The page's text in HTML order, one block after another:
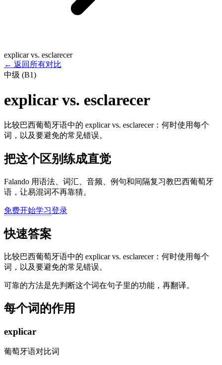
explicar vs. esclarecer
← 返回所有对比
中级 (B1)
explicar vs. esclarecer
比较巴西葡萄牙语中的 explicar vs. esclarecer：何时使用每个
词，以及要避免的常见错误。
把这个区别练成直觉
Falando 用语法、词汇、音频、例句和间隔复习教巴西葡萄牙
语，让易混词不再靠猜。
免费开始学习登录
快速答案
比较巴西葡萄牙语中的 explicar vs. esclarecer：何时使用每个
词，以及要避免的常见错误。
可靠的方法是先判断这个词在句子里的功能，再翻译。
每个词的作用
explicar
葡萄牙语对比词